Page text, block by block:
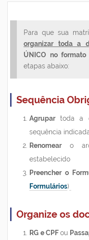
Para que sua
organizar toda a
ÚNICO no formato
etapas abaixo:
Sequência
Agrupartoda a
sequência
Renomearo
estabelecido
Preencher o
Formulários)
Organize os
RG e CPFou